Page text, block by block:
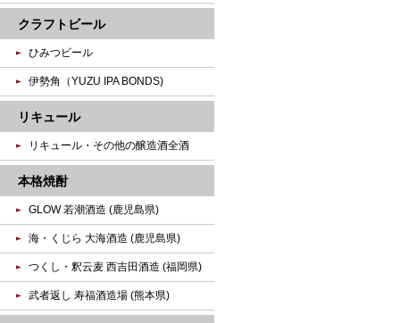
クラフトビール
ひみつビール
伊勢角（YUZU IPA BONDS)
リキュール
リキュール・その他の醸造酒全酒
本格焼酎
GLOW 若潮酒造 (鹿児島県)
海・くじら 大海酒造 (鹿児島県)
つくし・釈云麦 西吉田酒造 (福岡県)
武者返し 寿福酒造場 (熊本県)